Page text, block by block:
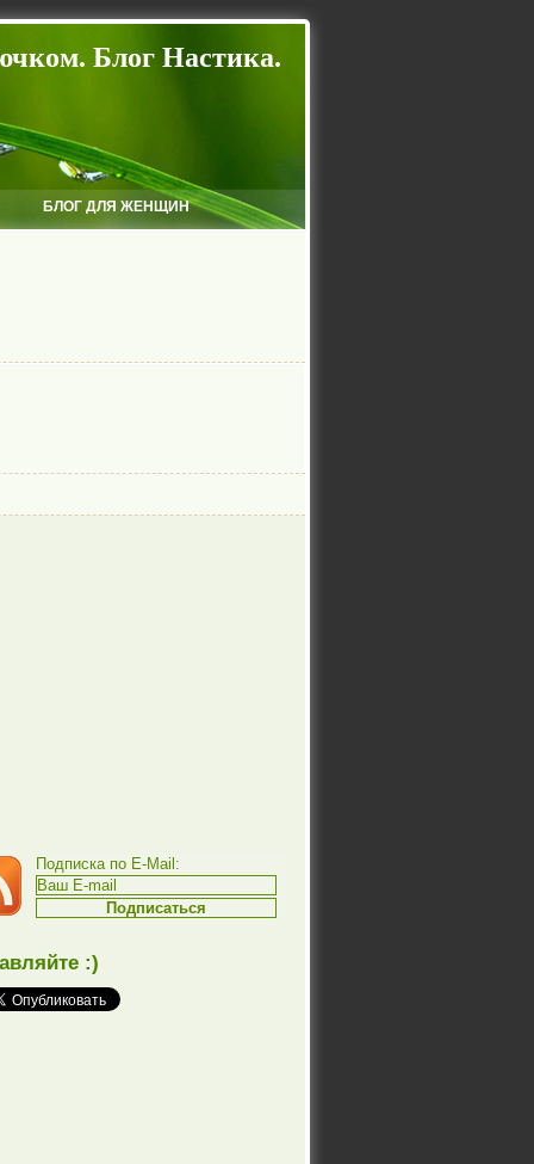
Блог Настика.
БЛОГ ДЛЯ ЖЕНЩИН
Подписка по E-Mail:
:)